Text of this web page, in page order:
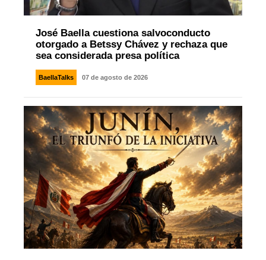
José Baella cuestiona salvoconducto
otorgado a Betssy Chávez y rechaza que
sea considerada presa política
BaellaTalks 07 de agosto de 2026